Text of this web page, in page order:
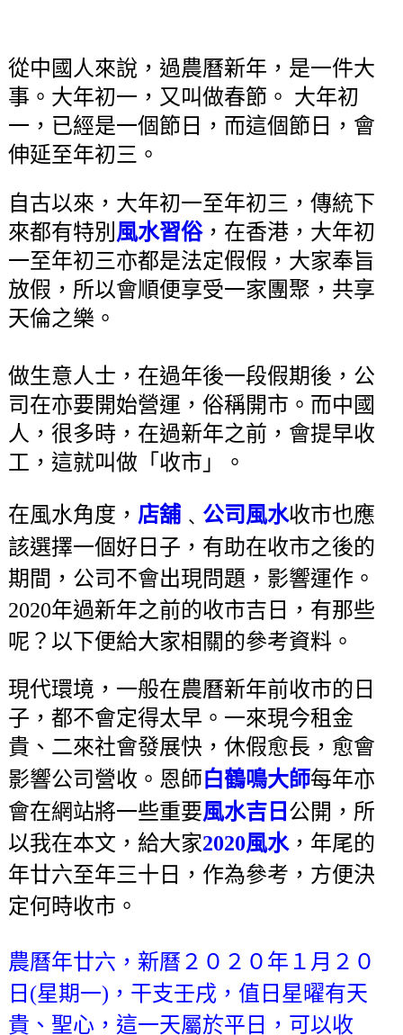
從中國人來說，過農曆新年，是一件大
事。大年初一，又叫做春節。 大年初
一，已經是一個節日，而這個節日，會
伸延至年初三。
自古以來，大年初一至年初三，傳統下
來都有特別 風水習俗，在香港，大年初
一至年初三亦都是法定假假，大家奉旨
放假，所以會順便享受一家團聚，共享
天倫之樂。
做生意人士，在過年後一段假期後，公
司在亦要開始營運，俗稱開市。而中國
人，很多時，在過新年之前，會提早收
工，這就叫做「收市」。
在風水角度， 店舖 ﹑ 公司風水收市也應
該選擇一個好日子，有助在收市之後的
期間，公司不會出現問題，影響運作。
2020年過新年之前的收市吉日，有那些
呢？以下便給大家相關的參考資料。
現代環境，一般在農曆新年前收市的日
子，都不會定得太早。一來現今租金
貴、二來社會發展快，休假愈長，愈會
影響公司營收。 恩師白鶴鳴大師每年亦
會在網站將一些重要風水吉日 公開，所
以我在本文，給大家2020風水，年尾的
年廿六至年三十日，作為參考，方便決
定何時收市。
農曆年廿六，新曆２０２０年１月２０
日(星期一)，干支壬戌，值日星曜有天
貴、聖心，這一天屬於平日，可以收